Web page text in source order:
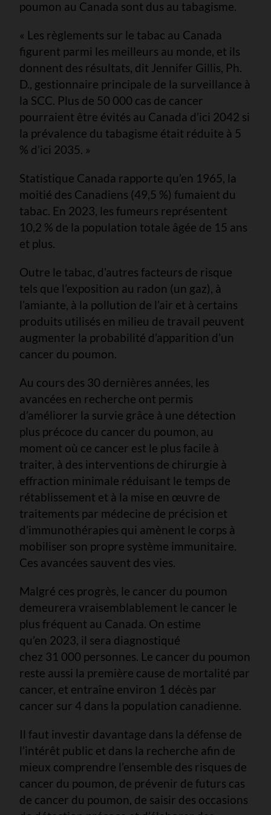
poumon au Canada sont dus au tabagisme.
« Les règlements sur le tabac au Canada
figurent parmi les meilleurs au monde, et ils
donnent des résultats, dit Jennifer Gillis, Ph.
D., gestionnaire principale de la surveillance à
la SCC. Plus de 50 000 cas de cancer
pourraient être évités au Canada d’ici 2042 si
la prévalence du tabagisme était réduite à 5
% d’ici 2035. »
Statistique Canada rapporte qu’en 1965, la
moitié des Canadiens (49,5 %) fumaient du
tabac. En 2023, les fumeurs représentent
10,2 % de la population totale âgée de 15 ans
et plus.
Outre le tabac, d’autres facteurs de risque
tels que l’exposition au radon (un gaz), à
l’amiante, à la pollution de l’air et à certains
produits utilisés en milieu de travail peuvent
augmenter la probabilité d’apparition d’un
cancer du poumon.
Au cours des 30 dernières années, les
avancées en recherche ont permis
d’améliorer la survie grâce à une détection
plus précoce du cancer du poumon, au
moment où ce cancer est le plus facile à
traiter, à des interventions de chirurgie à
effraction minimale réduisant le temps de
rétablissement et à la mise en œuvre de
traitements par médecine de précision et
d’immunothérapies qui amènent le corps à
mobiliser son propre système immunitaire.
Ces avancées sauvent des vies.
Malgré ces progrès, le cancer du poumon
demeurera vraisemblablement le cancer le
plus fréquent au Canada. On estime
qu’en 2023, il sera diagnostiqué
chez 31 000 personnes. Le cancer du poumon
reste aussi la première cause de mortalité par
cancer, et entraîne environ 1 décès par
cancer sur 4 dans la population canadienne.
Il faut investir davantage dans la défense de
l’intérêt public et dans la recherche afin de
mieux comprendre l’ensemble des risques de
cancer du poumon, de prévenir de futurs cas
de cancer du poumon, de saisir des occasions